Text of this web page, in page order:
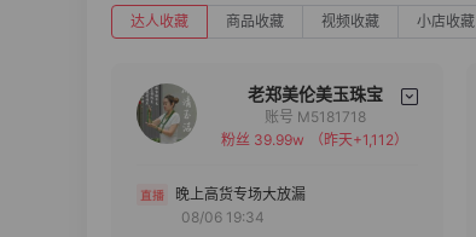
达人收藏 商品收藏 视频收藏 小店收藏
老郑美伦美玉珠宝
备注
分组
账号 M5181718
粉丝 39.99w
（昨天+1,112）
晚上高货专场大放漏
08/06 19:34